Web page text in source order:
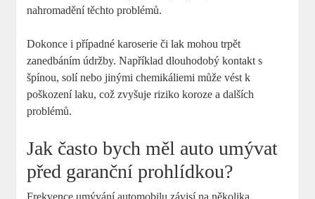
nahromadění těchto problémů.
Dokonce i případné karoserie či lak mohou trpět
zanedbáním údržby. Například dlouhodobý kontakt s
špínou, solí nebo jinými chemikáliemi může vést k
poškození laku, což zvyšuje riziko koroze a dalších
problémů.
Jak často bych měl auto umývat
před garanční prohlídkou?
Frekvence umývání automobilu závisí na několika